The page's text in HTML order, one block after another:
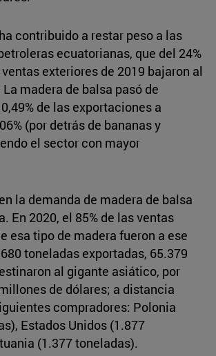
contribuido a restar peso a las
ecuatorianas, que del 24%
exteriores de 2019 bajaron al
La madera de balsa pasó de
de las exportaciones a
(por detrás de bananas y
el sector con mayor
la demanda de madera de balsa
En 2020, el 85% de las ventas
esa tipo de madera fueron a ese
toneladas exportadas, 65.379
al gigante asiático, por
de dólares; a distancia
compradores: Polonia
Estados Unidos (1.877
(1.377 toneladas).